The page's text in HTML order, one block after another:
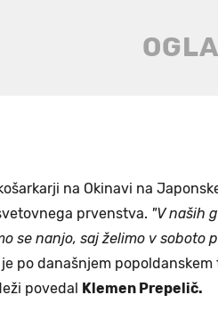
na Okinavi na
prvenstva. "V naših
se nanjo, saj želimo v soboto
po današnjem
povedal Klemen Prepelič.